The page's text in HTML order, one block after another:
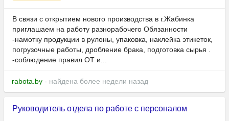
В связи с открытием нового производства в г.Жабинка
приглашаем на работу разнорабочего Обязанности
-намотку продукции в рулоны, упаковка, наклейка этикеток,
погрузочные работы, дробление брака, подготовка сырья .
-соблюдение правил ОТ и...
rabota.by - найдена более недели назад
Руководитель отдела по работе с персоналом